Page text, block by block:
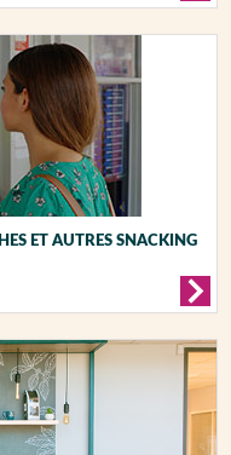
ET AUTRES SNACKING